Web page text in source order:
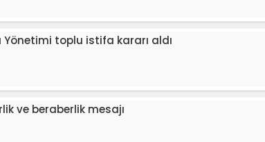
Yönetimi toplu istifa kararı aldı
ve beraberlik mesajı